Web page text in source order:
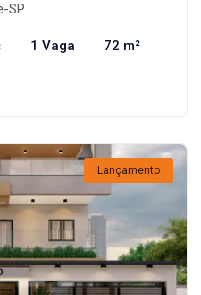
SP
1 Vaga 72 m²
Lançamento